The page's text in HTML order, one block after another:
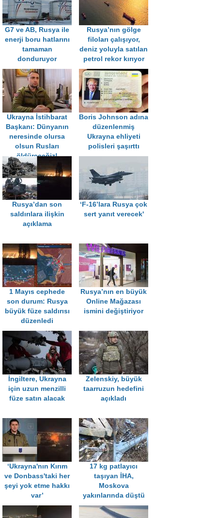
G7 ve AB, Rusya ile
enerji boru hatlarını
tamaman
donduruyor
Rusya’nın gölge
filoları çalışıyor,
deniz yoluyla satılan
petrol rekor kırıyor
Ukrayna İstihbarat
Başkanı: Dünyanın
neresinde olursa
olsun Rusları
öldüreceğiz!
Boris Johnson adına
düzenlenmiş
Ukrayna ehliyeti
polisleri şaşırttı
Rusya’dan son
saldırılara ilişkin
açıklama
‘F-16’lara Rusya çok
sert yanıt verecek'
1 Mayıs cephede
son durum: Rusya
büyük füze saldırısı
düzenledi
Rusya’nın en büyük
Online Mağazası
ismini değiştiriyor
İngiltere, Ukrayna
için uzun menzilli
füze satın alacak
Zelenskiy, büyük
taarruzun hedefini
açıkladı
‘Ukrayna'nın Kırım
ve Donbass'taki her
şeyi yok etme hakkı
var’
17 kg patlayıcı
taşıyan İHA,
Moskova
yakınlarında düştü